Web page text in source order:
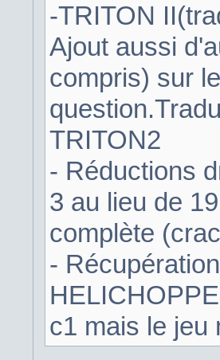
-TRITON
Ajout aussi
compris) sur
TRITON2
- Réductions
3 au lieu de
complète
-
c1 mais le jeu